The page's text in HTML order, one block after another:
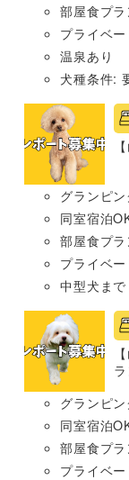
部屋食プラ
プライベ
温泉あり
犬種条件:
グランピン
同室宿泊
部屋食プラ
プライベ
中型犬まで
グランピン
同室宿泊
部屋食プラ
プライベ